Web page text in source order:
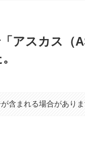
アスカス（
含まれる場合がありま